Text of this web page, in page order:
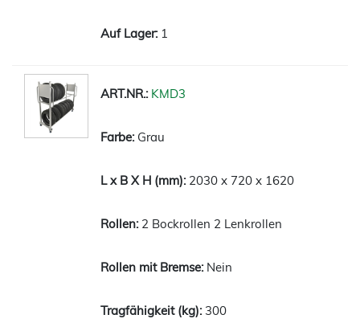
1
KMD3
Grau
2030 x 720 x 1620
2 Bockrollen 2 Lenkrollen
Nein
300